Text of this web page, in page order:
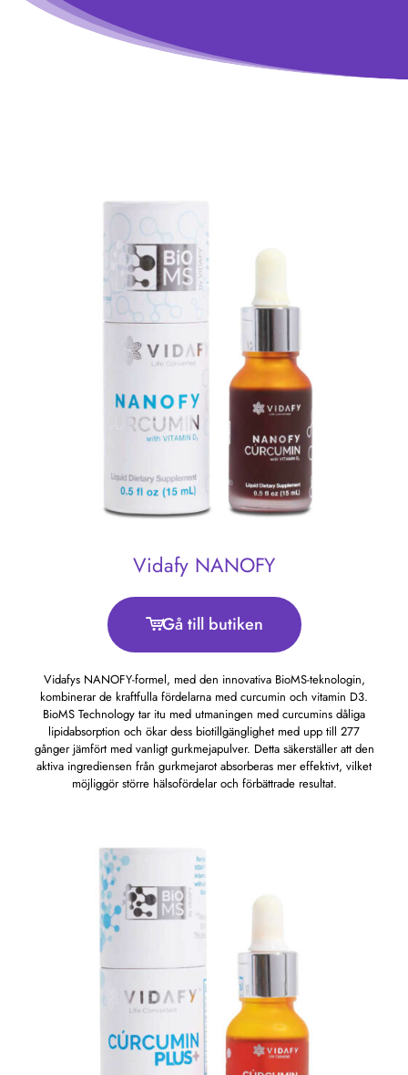
Vidafy NANOFY
Gå till butiken
Vidafys NANOFY-formel, med den innovativa BioMS-teknologin,
kombinerar de kraftfulla fördelarna med curcumin och vitamin D3.
BioMS Technology tar itu med utmaningen med curcumins dåliga
lipidabsorption och ökar dess biotillgänglighet med upp till 277
gånger jämfört med vanligt gurkmejapulver. Detta säkerställer att den
aktiva ingrediensen från gurkmejarot absorberas mer effektivt, vilket
möjliggör större hälsofördelar och förbättrade resultat.